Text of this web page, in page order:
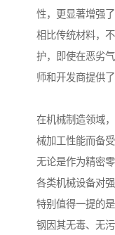
性，更显著增强
相比传统材料，
护，即使在恶劣
师和开发商提供
在机械制造领域
械加工性能而备受
无论是作为精密
各类机械设备对
特别值得一提的
钢因其无毒、无